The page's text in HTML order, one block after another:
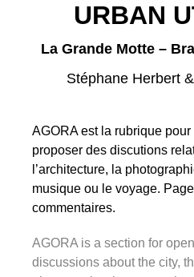
URBAN
La Grande Motte –
Stéphane Herbert
AGORA est la rubrique
proposer des discutions
l’architecture, la
musique ou le voyage.
commentaires.
AGORA is a section for
discussions about the city,